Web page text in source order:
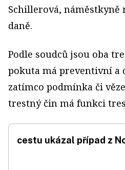
Schillerová,
daně.
Podle soudců jsou oba
pokuta má preventivní a
zatímco podmínka či
trestný čin má funkci
cestu ukázal případ z